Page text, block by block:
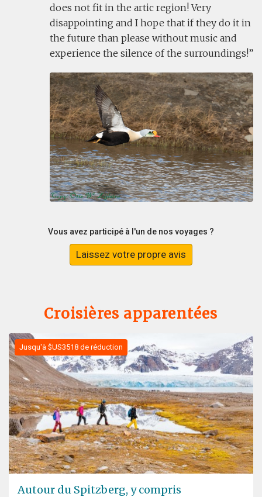
does not fit in the artic region! Very
disappointing and I hope that if they do it in
the future than please without music and
experience the silence of the surroundings!
Vous avez participé à l'un de nos voyages ?
Laissez votre propre avis
Croisières apparentées
Jusqu'à $US3518 de réduction
Autour du Spitzberg, y compris